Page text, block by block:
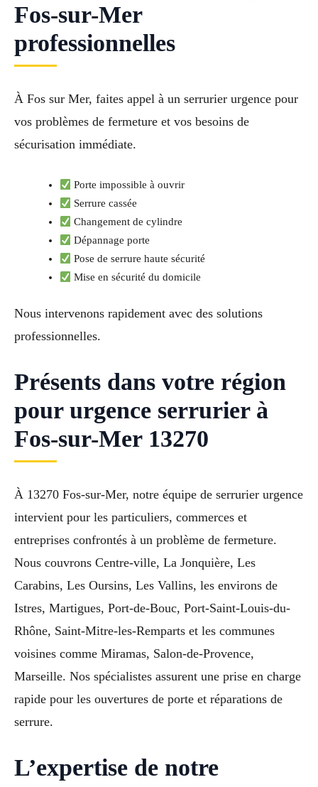
Fos-sur-Mer
professionnelles
À Fos sur Mer, faites appel à un serrurier urgence pour
vos problèmes de fermeture et vos besoins de
sécurisation immédiate.
Porte impossible à ouvrir
Serrure cassée
Changement de cylindre
Dépannage porte
Pose de serrure haute sécurité
Mise en sécurité du domicile
Nous intervenons rapidement avec des solutions
professionnelles.
Présents dans votre région
pour urgence serrurier à
Fos-sur-Mer 13270
À 13270 Fos-sur-Mer, notre équipe de serrurier urgence
intervient pour les particuliers, commerces et
entreprises confrontés à un problème de fermeture.
Nous couvrons Centre-ville, La Jonquière, Les
Carabins, Les Oursins, Les Vallins, les environs de
Istres, Martigues, Port-de-Bouc, Port-Saint-Louis-du-
Rhône, Saint-Mitre-les-Remparts et les communes
voisines comme Miramas, Salon-de-Provence,
Marseille. Nos spécialistes assurent une prise en charge
rapide pour les ouvertures de porte et réparations de
serrure.
L’expertise de notre